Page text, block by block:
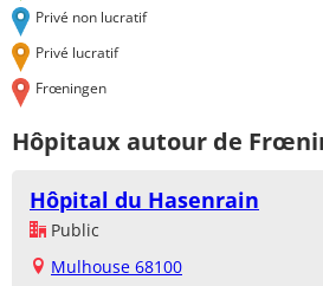
Privé non lucratif
Privé lucratif
Frœningen
Hôpitaux autour de
Hôpital du Hasenrain
Public
Mulhouse 68100